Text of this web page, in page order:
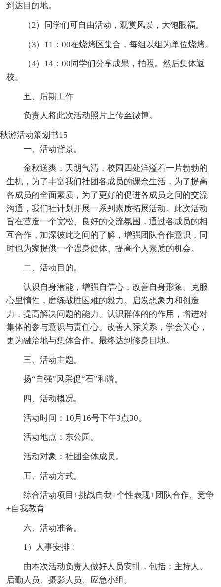
到达目的地。
（2）同学们可自由活动，观赏风景，大饱眼福。
（3）11：00在烧烤区集合，每组以组为单位烧烤。
（4）14：00同学们分享成果，拍照。然后集体返
校。
五、后期工作
负责人将此次活动照片上传至微博。
秋游活动策划书15
一、活动背景。
金秋送爽，天朗气清，校园四处洋溢着一片勃勃的
生机，为了丰富我们社团各成员的课余生活，为了提高
各成员的全面素质，为了更好的促进各成员之间的交流
沟通，我们社计划开展一系列素质拓展活动。此次活动
旨在营造一个宽松、良好的交流氛围，通过各成员的相
互合作，加深彼此之间的了解，增强团队合作意识，同
时也为家提供一个强身健体、提高个人素质的机会。
二、活动目的。
认识自身潜能，增强自信心，改善自身形象。克服
心里惰性，磨练战胜困难的毅力。启发想象力和创造
力，提高解决问题的能力。认识群体的的作用，增进对
集体的参与意识与责任心。改善人际关系，学会关心，
更为融洽地与集体合作。最终达到修身目地。
三、活动主题。
扬“自强”风采促“石”和谐。
四、活动概况。
活动时间：10月16号下午3点30。
活动地点：东公园。
活动对象：社团全体成员。
五、活动方式。
综合活动项目+挑战自我+个性表现+团队合作、竞争
+自我教育
六、活动准备。
1）人事安排：
由本次活动负责人做好人员安排，包括：主持人、
后勤人员、摄影人员、应急小组。